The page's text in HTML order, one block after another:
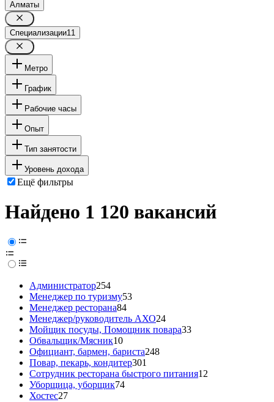
Алматы
Специализации11
Метро
График
Рабочие часы
Опыт
Тип занятости
Уровень дохода
Ещё фильтры
Найдено 1 120 вакансий
Администратор254
Менеджер по туризму53
Менеджер ресторана84
Менеджер/руководитель АХО24
Мойщик посуды, Помощник повара33
Обвальщик/Мясник10
Официант, бармен, бариста248
Повар, пекарь, кондитер301
Сотрудник ресторана быстрого питания12
Уборщица, уборщик74
Хостес27